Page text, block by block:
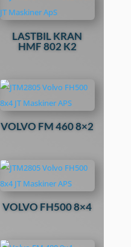
LASTBIL KRAN
HMF 802 K2
VOLVO FM 460 8×2
VOLVO FH500 8×4